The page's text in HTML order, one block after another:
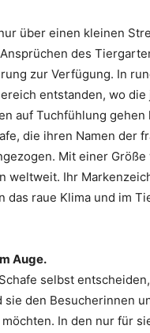
über einen kleinen
des
zur Verfügung. In
entstanden, wo
auf Tuchfühlung
die ihren Namen der
Mit einer
weltweit. Ihr
das raue Klima und im
Auge.
selbst
den Besucherinnen
In den nur für